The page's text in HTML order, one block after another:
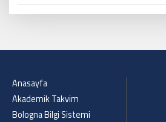
Anasayfa
Akademik Takvim
Bologna Bilgi Sistemi